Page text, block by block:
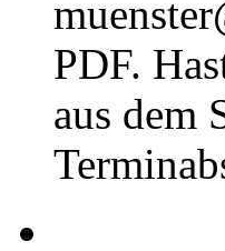
PDF.
aus dem